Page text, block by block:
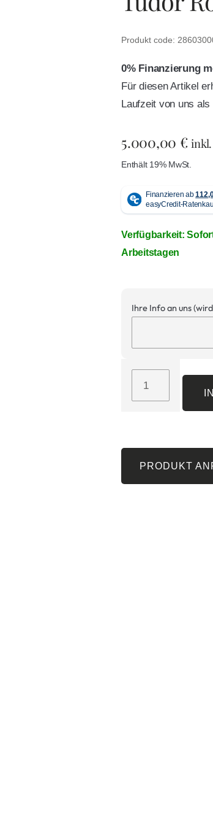
Produkt code:
0% Finanzierung
Für diesen Artikel
Laufzeit von uns
5.000,00 €
Enthält 19% MwSt.
Verfügbarkeit:
Arbeitstagen
Ihre Info an uns
PRODUKT